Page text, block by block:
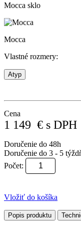
Mocca sklo
Mocca
Vlastné rozmery:
Atyp
Cena
1 149 € s DPH
Doručenie do 48h
Doručenie do 3 - 5
Počet:
Vložiť do košíka
Popis produktu